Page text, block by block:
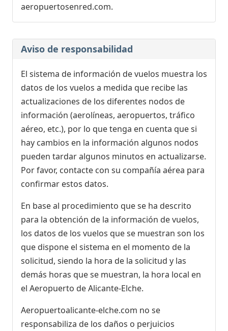
aeropuertosenred.com.
Aviso de responsabilidad
El sistema de información de vuelos muestra los
datos de los vuelos a medida que recibe las
actualizaciones de los diferentes nodos de
información (aerolíneas, aeropuertos, tráfico
aéreo, etc.), por lo que tenga en cuenta que si
hay cambios en la información algunos nodos
pueden tardar algunos minutos en actualizarse.
Por favor, contacte con su compañía aérea para
confirmar estos datos.
En base al procedimiento que se ha descrito
para la obtención de la información de vuelos,
los datos de los vuelos que se muestran son los
que dispone el sistema en el momento de la
solicitud, siendo la hora de la solicitud y las
demás horas que se muestran, la hora local en
el Aeropuerto de Alicante-Elche.
Aeropuertoalicante-elche.com no se
responsabiliza de los daños o perjuicios